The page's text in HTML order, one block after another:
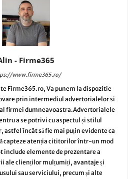
- Firme365
www.firme365.ro/
Firme365.ro, Va punem la dispozitie
prin intermediul advertorialelor si
firmei dumneavoastra.Advertorialele
a se potrivi cu aspectul și stilul
astfel încât să fie mai puțin evidente ca
capteze atenția cititorilor într-un mod
include elemente de prezentare a
ale clienților mulțumiți, avantaje și
sau serviciului, precum și alte